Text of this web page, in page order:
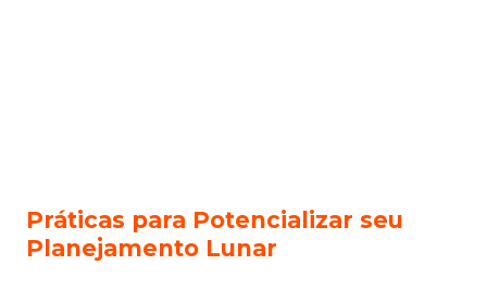
Práticas para Potencializar seu
Planejamento Lunar